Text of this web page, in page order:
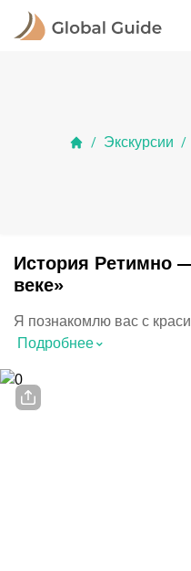
/ Экскурсии /
История Ретимно
веке»
Я познакомлю вас с
Подробнее⌃